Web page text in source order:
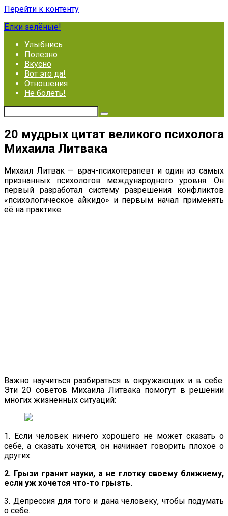
Перейти к контенту
Ёлки зелёные!
Улыбнись
Полезно
Вкусно
Вот это да!
Отношения
Не болеть!
20 мудрых цитат великого психолога
Михаила Литвака
Михаил Литвак — врач-психотерапевт и один из самых
признанных психологов международного уровня. Он
первый разработал систему разрешения конфликтов
«психологическое айкидо» и первым начал применять
её на практике.
Важно научиться разбираться в окружающих и в себе.
Эти 20 советов Михаила Литвака помогут в решении
многих жизненных ситуаций:
1. Если человек ничего хорошего не может сказать о
себе, а сказать хочется, он начинает говорить плохое о
других.
2. Грызи гранит науки, а не глотку своему ближнему,
если уж хочется что-то грызть.
3. Депрессия для того и дана человеку, чтобы подумать
о себе.